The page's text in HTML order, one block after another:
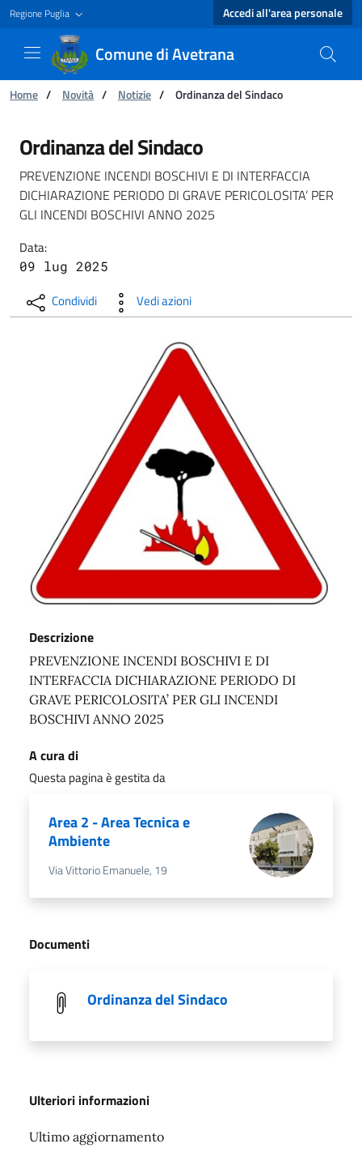
Regione Puglia Accedi all'area personale
Comune di Avetrana
Ti trovi in:
Home / Novità / Notizie / Ordinanza del Sindaco
Ordinanza del Sindaco - Comune di Avetrana
Ordinanza del Sindaco
PREVENZIONE INCENDI BOSCHIVI E DI INTERFACCIA
DICHIARAZIONE PERIODO DI GRAVE PERICOLOSITA’ PER
GLI INCENDI BOSCHIVI ANNO 2025
Data:
09 lug 2025
Condividi Vedi azioni
Descrizione
PREVENZIONE INCENDI BOSCHIVI E DI
INTERFACCIA DICHIARAZIONE PERIODO DI
GRAVE PERICOLOSITA’ PER GLI INCENDI
BOSCHIVI ANNO 2025
A cura di
Questa pagina è gestita da
Area 2 - Area Tecnica e
Ambiente
Via Vittorio Emanuele, 19
Documenti
Ordinanza del Sindaco
Ulteriori informazioni
Ultimo aggiornamento